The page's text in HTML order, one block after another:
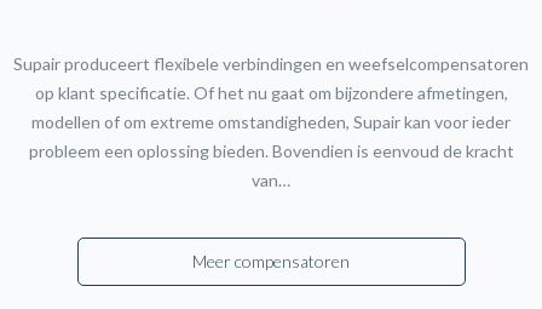
Supair produceert flexibele verbindingen en weefselcompensatoren
op klant specificatie. Of het nu gaat om bijzondere afmetingen,
modellen of om extreme omstandigheden, Supair kan voor ieder
probleem een oplossing bieden. Bovendien is eenvoud de kracht
van…
Meer compensatoren